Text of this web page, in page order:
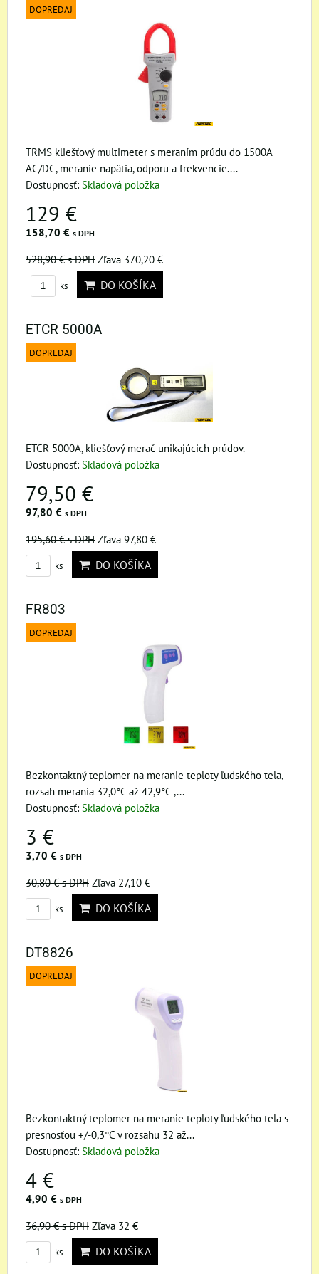
DOPREDAJ
TRMS kliešťový multimeter s meraním prúdu do 1500A
AC/DC, meranie napätia, odporu a frekvencie....
Dostupnosť: Skladová položka
129 €
158,70 € s DPH
528,90 €s DPH Zľava 370,20 €
ks DO KOŠÍKA
ETCR 5000A
DOPREDAJ
ETCR 5000A, kliešťový merač unikajúcich prúdov.
Dostupnosť: Skladová položka
79,50 €
97,80 € s DPH
195,60 €s DPH Zľava 97,80 €
ks DO KOŠÍKA
FR803
DOPREDAJ
Bezkontaktný teplomer na meranie teploty ľudského tela,
rozsah merania 32,0°C až 42,9°C ,...
Dostupnosť: Skladová položka
3 €
3,70 € s DPH
30,80 €s DPH Zľava 27,10 €
ks DO KOŠÍKA
DT8826
DOPREDAJ
Bezkontaktný teplomer na meranie teploty ľudského tela s
presnosťou +/-0,3°C v rozsahu 32 až...
Dostupnosť: Skladová položka
4 €
4,90 € s DPH
36,90 €s DPH Zľava 32 €
ks DO KOŠÍKA